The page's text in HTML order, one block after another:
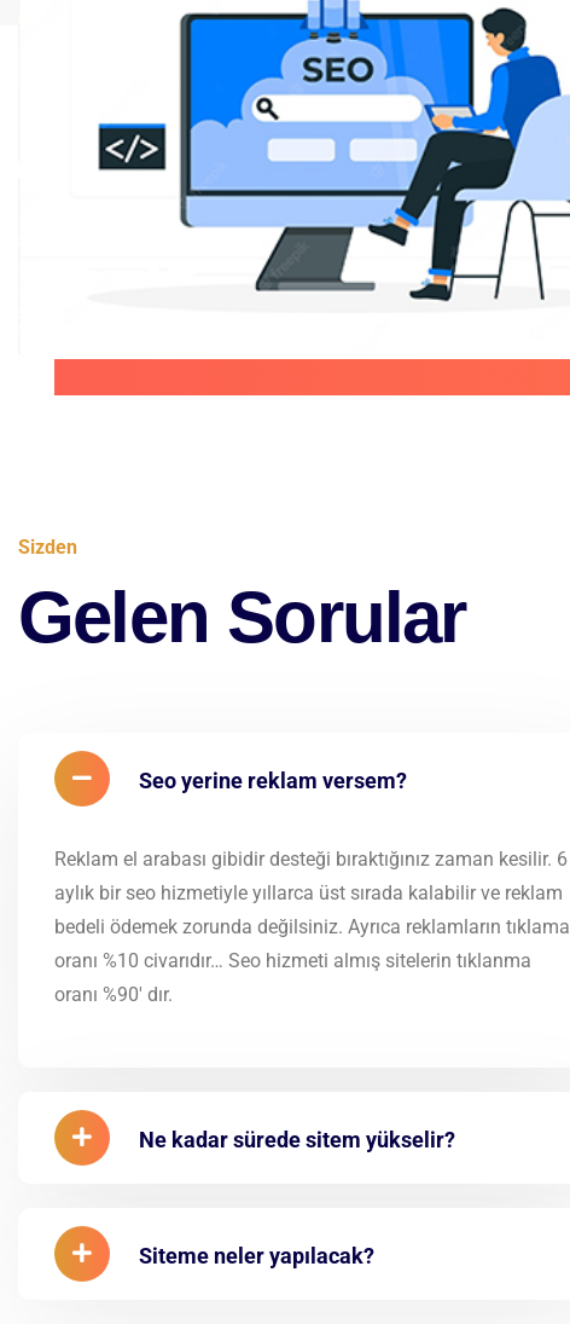
Sizden
Gelen Sorular
Seo yerine reklam versem?
Reklam el arabası gibidir desteği bıraktığınız zaman kesilir. 6
aylık bir seo hizmetiyle yıllarca üst sırada kalabilir ve reklam
bedeli ödemek zorunda değilsiniz. Ayrıca reklamların tıklama
oranı %10 civarıdır… Seo hizmeti almış sitelerin tıklanma
oranı %90′ dır.
Ne kadar sürede sitem yükselir?
Siteme neler yapılacak?